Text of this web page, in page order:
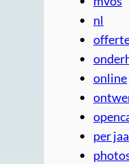
nl
online
per